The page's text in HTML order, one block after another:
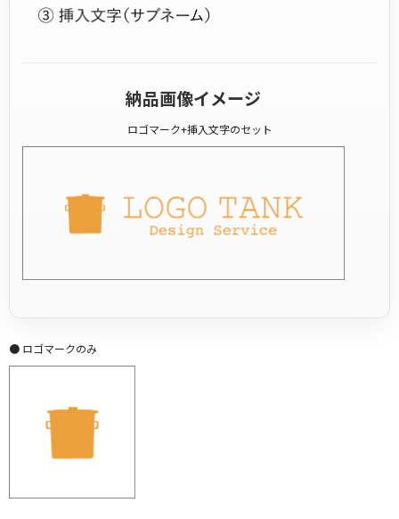
納品画像イメージ
ロゴマーク+挿入文字のセット
● ロゴマークのみ